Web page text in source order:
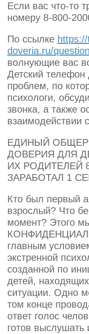
Если вас что-то
номеру 8-800-
По ссылке
doveria.ru/
волнующие вас
Детский телефон
проблем, по
психологи,
звонка, а также
взаимодействии
ЕДИНЫЙ
ДОВЕРИЯ ДЛЯ
ИХ РОДИТЕЛЕЙ
ЗАРАБОТАЛ 1
Кто был первый
взрослый? Что
момент? Этого
главным
экстренной
созданной по
детей,
ситуации. Одно
том конце
ответ голос
готов выслушать